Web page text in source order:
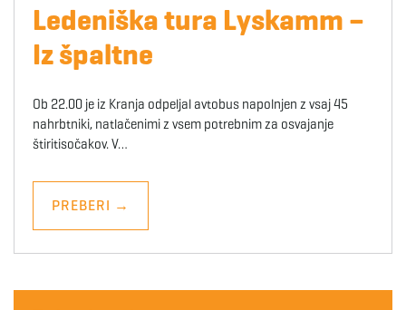
Ledeniška tura Lyskamm –
Iz špaltne
Ob 22.00 je iz Kranja odpeljal avtobus napolnjen z vsaj 45
nahrbtniki, natlačenimi z vsem potrebnim za osvajanje
štiritisočakov. V…
PREBERI →